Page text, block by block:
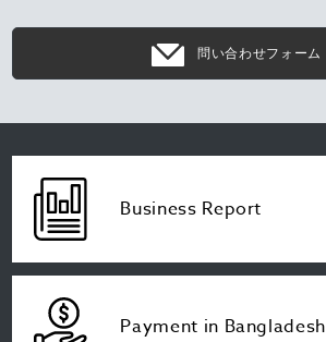
問い合わせフォーム
Business Report
Payment in Bangladesh